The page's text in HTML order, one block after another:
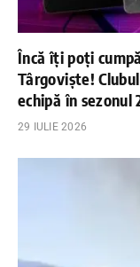
Încă îți poți
Târgoviște!
echipă în sezonul
29 IULIE 2026